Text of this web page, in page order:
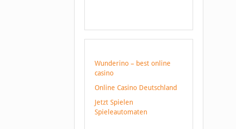
Wunderino – best online
casino
Online Casino Deutschland
Jetzt Spielen
Spieleautomaten